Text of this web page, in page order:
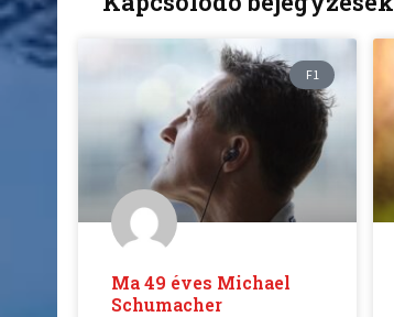
F1
Ma 49 éves Michael
Schumacher